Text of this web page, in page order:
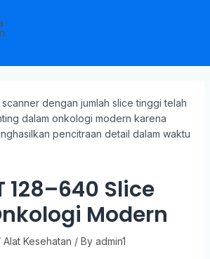
128–640 Slice
Modern
Alat Kesehatan / By admin1